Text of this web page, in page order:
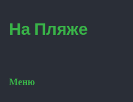
На Пляже
Меню